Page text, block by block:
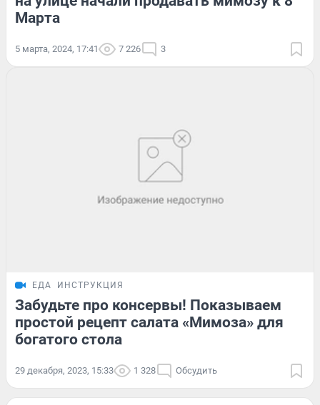
Марта
5 марта, 2024, 17:41 7 226 3
ЕДА ИНСТРУКЦИЯ
Забудьте про консервы! Показываем
простой рецепт салата «Мимоза» для
богатого стола
29 декабря, 2023, 15:33 1 328 Обсудить